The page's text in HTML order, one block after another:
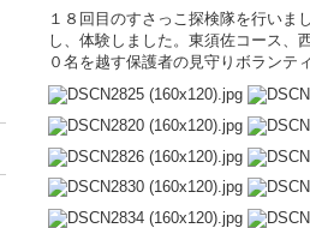
１８回目のすさっこ探検隊を行いま
し、体験しました。東須佐コース、
０名を越す保護者の見守りボランテ